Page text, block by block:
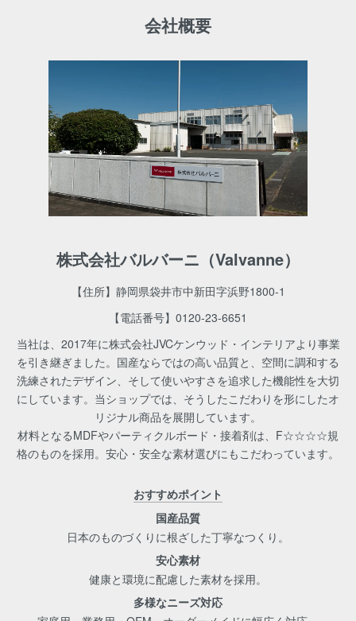
会社概要
株式会社バルバーニ（Valvanne）
【住所】静岡県袋井市中新田字浜野1800-1
【電話番号】 0120-23-6651
当社は、2017年に株式会社JVCケンウッド・インテリアより事業
を引き継ぎました。国産ならではの高い品質と、空間に調和する
洗練されたデザイン、そして使いやすさを追求した機能性を大切
にしています。当ショップでは、そうしたこだわりを形にしたオ
リジナル商品を展開しています。
材料となるMDFやパーティクルボード・接着剤は、F☆☆☆☆規
格のものを採用。安心・安全な素材選びにもこだわっています。
おすすめポイント
国産品質
日本のものづくりに根ざした丁寧なつくり。
安心素材
健康と環境に配慮した素材を採用。
多様なニーズ対応